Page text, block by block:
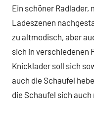
martens
Ein schöner Radlader,
Ladeszenen
zu altmodisch, aber
sich in verschiedenen
Knicklader soll sich
auch die Schaufel
die Schaufel sich